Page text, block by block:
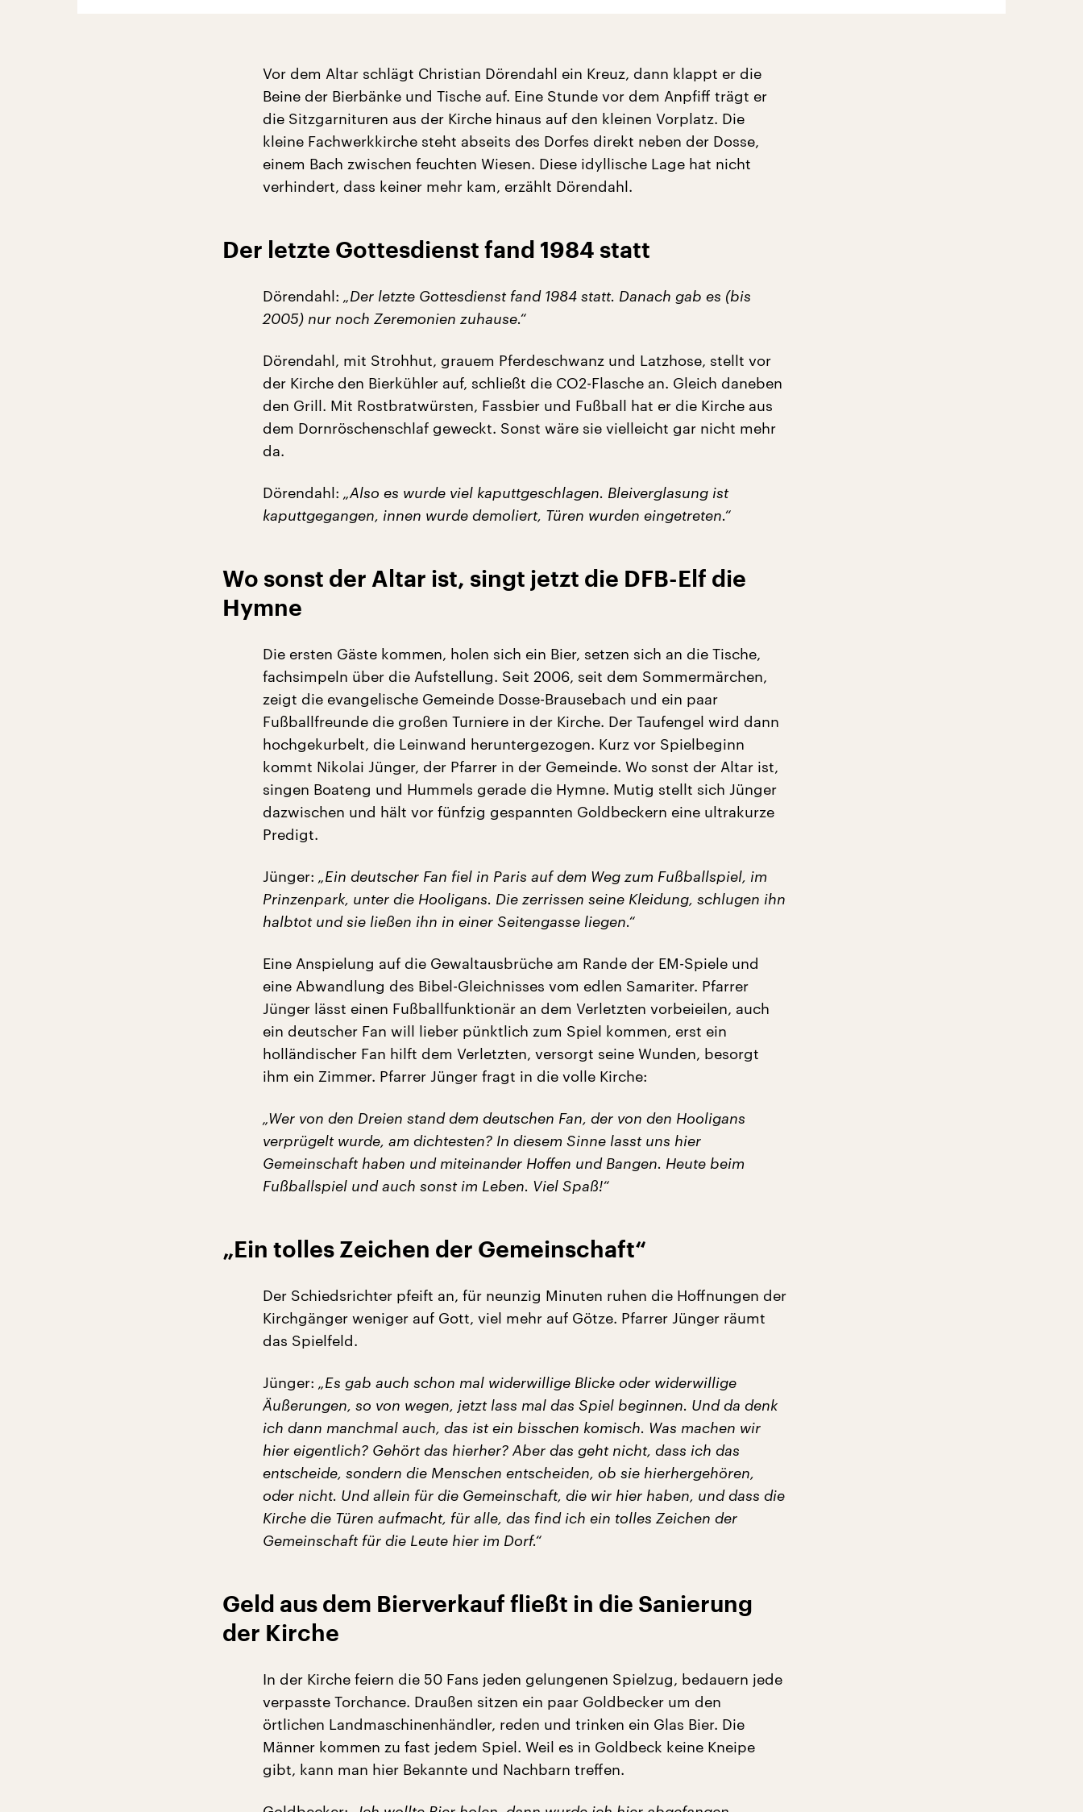
Vor dem Altar schlägt Christian Dörendahl ein Kreuz, dann klappt er die
Beine der Bierbänke und Tische auf. Eine Stunde vor dem Anpfiff trägt er
die Sitzgarnituren aus der Kirche hinaus auf den kleinen Vorplatz. Die
kleine Fachwerkkirche steht abseits des Dorfes direkt neben der Dosse,
einem Bach zwischen feuchten Wiesen. Diese idyllische Lage hat nicht
verhindert, dass keiner mehr kam, erzählt Dörendahl.
Der letzte Gottesdienst fand 1984 statt
Dörendahl: „Der letzte Gottesdienst fand 1984 statt. Danach gab es (bis
2005) nur noch Zeremonien zuhause.“
Dörendahl, mit Strohhut, grauem Pferdeschwanz und Latzhose, stellt vor
der Kirche den Bierkühler auf, schließt die CO2-Flasche an. Gleich daneben
den Grill. Mit Rostbratwürsten, Fassbier und Fußball hat er die Kirche aus
dem Dornröschenschlaf geweckt. Sonst wäre sie vielleicht gar nicht mehr
da.
Dörendahl: „Also es wurde viel kaputtgeschlagen. Bleiverglasung ist
kaputtgegangen, innen wurde demoliert, Türen wurden eingetreten.“
Wo sonst der Altar ist, singt jetzt die DFB-Elf die
Hymne
Die ersten Gäste kommen, holen sich ein Bier, setzen sich an die Tische,
fachsimpeln über die Aufstellung. Seit 2006, seit dem Sommermärchen,
zeigt die evangelische Gemeinde Dosse-Brausebach und ein paar
Fußballfreunde die großen Turniere in der Kirche. Der Taufengel wird dann
hochgekurbelt, die Leinwand heruntergezogen. Kurz vor Spielbeginn
kommt Nikolai Jünger, der Pfarrer in der Gemeinde. Wo sonst der Altar ist,
singen Boateng und Hummels gerade die Hymne. Mutig stellt sich Jünger
dazwischen und hält vor fünfzig gespannten Goldbeckern eine ultrakurze
Predigt.
Jünger: „Ein deutscher Fan fiel in Paris auf dem Weg zum Fußballspiel, im
Prinzenpark, unter die Hooligans. Die zerrissen seine Kleidung, schlugen ihn
halbtot und sie ließen ihn in einer Seitengasse liegen.“
Eine Anspielung auf die Gewaltausbrüche am Rande der EM-Spiele und
eine Abwandlung des Bibel-Gleichnisses vom edlen Samariter. Pfarrer
Jünger lässt einen Fußballfunktionär an dem Verletzten vorbeieilen, auch
ein deutscher Fan will lieber pünktlich zum Spiel kommen, erst ein
holländischer Fan hilft dem Verletzten, versorgt seine Wunden, besorgt
ihm ein Zimmer. Pfarrer Jünger fragt in die volle Kirche:
„Wer von den Dreien stand dem deutschen Fan, der von den Hooligans
verprügelt wurde, am dichtesten? In diesem Sinne lasst uns hier
Gemeinschaft haben und miteinander Hoffen und Bangen. Heute beim
Fußballspiel und auch sonst im Leben. Viel Spaß!“
„Ein tolles Zeichen der Gemeinschaft“
Der Schiedsrichter pfeift an, für neunzig Minuten ruhen die Hoffnungen der
Kirchgänger weniger auf Gott, viel mehr auf Götze. Pfarrer Jünger räumt
das Spielfeld.
Jünger: „Es gab auch schon mal widerwillige Blicke oder widerwillige
Äußerungen, so von wegen, jetzt lass mal das Spiel beginnen. Und da denk
ich dann manchmal auch, das ist ein bisschen komisch. Was machen wir
hier eigentlich? Gehört das hierher? Aber das geht nicht, dass ich das
entscheide, sondern die Menschen entscheiden, ob sie hierhergehören,
oder nicht. Und allein für die Gemeinschaft, die wir hier haben, und dass die
Kirche die Türen aufmacht, für alle, das find ich ein tolles Zeichen der
Gemeinschaft für die Leute hier im Dorf.“
Geld aus dem Bierverkauf fließt in die Sanierung
der Kirche
In der Kirche feiern die 50 Fans jeden gelungenen Spielzug, bedauern jede
verpasste Torchance. Draußen sitzen ein paar Goldbecker um den
örtlichen Landmaschinenhändler, reden und trinken ein Glas Bier. Die
Männer kommen zu fast jedem Spiel. Weil es in Goldbeck keine Kneipe
gibt, kann man hier Bekannte und Nachbarn treffen.